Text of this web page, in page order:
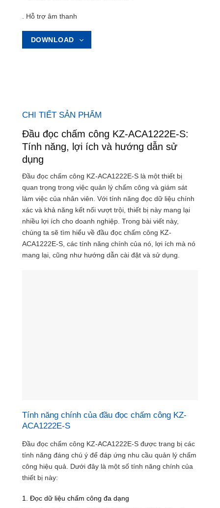
. Hỗ trợ âm thanh
DOWNLOAD
CHI TIẾT SẢN PHẨM
Đầu đọc chấm công KZ-ACA1222E-S:
Tính năng, lợi ích và hướng dẫn sử
dụng
Đầu đọc chấm công KZ-ACA1222E-S là một thiết bị
quan trọng trong việc quản lý chấm công và giám sát
làm việc của nhân viên. Với tính năng đọc dữ liệu chính
xác và khả năng kết nối vượt trội, thiết bị này mang lại
nhiều lợi ích cho doanh nghiệp. Trong bài viết này,
chúng ta sẽ tìm hiểu về đầu đọc chấm công KZ-
ACA1222E-S, các tính năng chính của nó, lợi ích mà nó
mang lại, cũng như hướng dẫn cài đặt và sử dụng.
Tính năng chính của đầu đọc chấm công KZ-
ACA1222E-S
Đầu đọc chấm công KZ-ACA1222E-S được trang bị các
tính năng đáng chú ý để đáp ứng nhu cầu quản lý chấm
công hiệu quả. Dưới đây là một số tính năng chính của
thiết bị này:
1. Đọc dữ liệu chấm công đa dạng